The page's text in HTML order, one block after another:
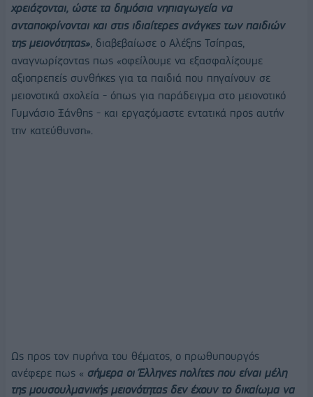
χρειάζονται, ώστε τα δημόσια νηπιαγωγεία να
ανταποκρίνονται και στις ιδιαίτερες ανάγκες των παιδιών
της μειονότητας» , διαβεβαίωσε ο Αλέξης Τσίπρας,
αναγνωρίζοντας πως «οφείλουμε να εξασφαλίζουμε
αξιοπρεπείς συνθήκες για τα παιδιά που πηγαίνουν σε
μειονοτικά σχολεία - όπως για παράδειγμα στο μειονοτικό
Γυμνάσιο Ξάνθης - και εργαζόμαστε εντατικά προς αυτήν
την κατεύθυνση».
Ως προς τον πυρήνα του θέματος, ο πρωθυπουργός
ανέφερε πως « σήμερα οι Έλληνες πολίτες που είναι μέλη
της μουσουλμανικής μειονότητας δεν έχουν το δικαίωμα να